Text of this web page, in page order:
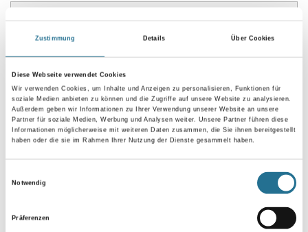
Zustimmung Details Über Cookies
Diese Webseite verwendet Cookies
Wir verwenden Cookies, um Inhalte und Anzeigen zu personalisieren, Funktionen für
soziale Medien anbieten zu können und die Zugriffe auf unsere Website zu analysieren.
Außerdem geben wir Informationen zu Ihrer Verwendung unserer Website an unsere
Partner für soziale Medien, Werbung und Analysen weiter. Unsere Partner führen diese
Informationen möglicherweise mit weiteren Daten zusammen, die Sie ihnen bereitgestellt
haben oder die sie im Rahmen Ihrer Nutzung der Dienste gesammelt haben.
Notwendig
Präferenzen
Breite in millimeter
Umrechnungsfaktoren